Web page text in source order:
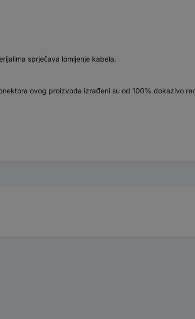
sprječava lomljenje kabela.
ovog proizvoda izrađeni su od 100% dokazivo